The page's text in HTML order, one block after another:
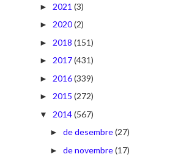
► 2021 (3)
► 2020(2)
► 2018 (151)
► 2017(431)
► 2016(339)
► 2015 (272)
▼ 2014(567)
► de desembre(27)
► de novembre(17)